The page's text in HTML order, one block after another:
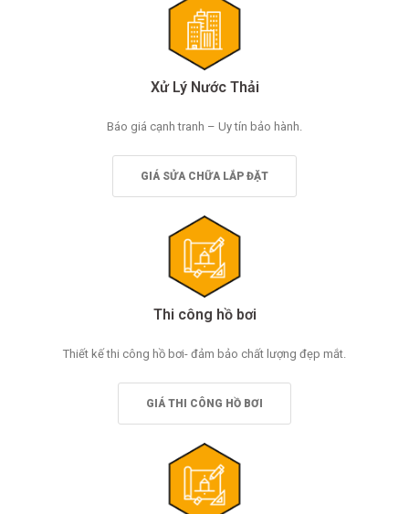
Xử Lý Nước Thải
Báo giá cạnh tranh – Uy tín bảo hành.
GIÁ SỬA CHỮA LẮP ĐẶT
Thi công hồ bơi
Thiết kế thi công hồ bơi- đảm bảo chất lượng đẹp mắt.
GIÁ THI CÔNG HỒ BƠI